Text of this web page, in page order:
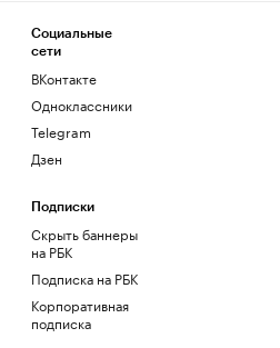
Социальные
сети
ВКонтакте
Одноклассники
Telegram
Дзен
Подписки
Скрыть баннеры
на РБК
Подписка на РБК
Корпоративная
подписка